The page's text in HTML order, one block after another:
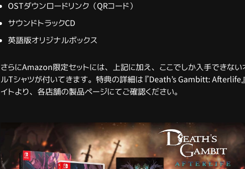
OSTダウンロードリンク（QRコード）
サウンドトラックCD
英語版オリジナルボックス
さらにAmazon限定セットには、上記に加え、ここでしか入手できない
ルTシャツが付いてきます。特典の詳細は『Death’s Gambitt: Afterlife
イトより、各店舗の製品ページにてご確認ください。